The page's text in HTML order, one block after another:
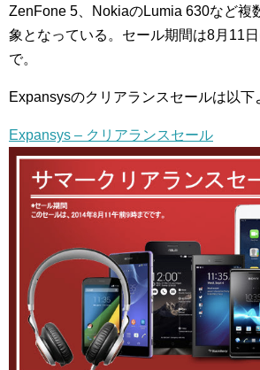
ZenFone 5、NokiaのLumia 630など複
象となっている。セール期間は8月11
で。
Expansysのクリアランスセールは以下
Expansys – クリアランスセール